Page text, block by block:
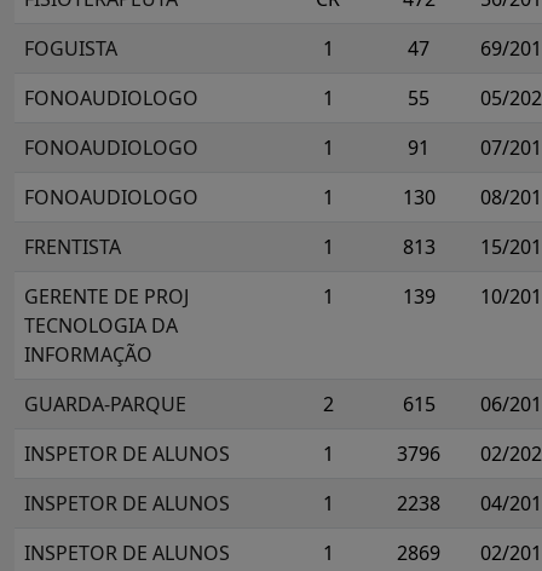
FOGUISTA
1 47
69/
FONOAUDIOLOGO
1 55
05/
FONOAUDIOLOGO
1 91
07/
FONOAUDIOLOGO
1 130
08/
FRENTISTA
1 813
15/
GERENTE DE PROJ
TECNOLOGIA DA
INFORMAÇÃO
1 139 10/
GUARDA-PARQUE 2 615
06/
INSPETOR DE ALUNOS
1 3796
02/
INSPETOR DE ALUNOS
1 2238
04/
INSPETOR DE ALUNOS
1 2869
02/